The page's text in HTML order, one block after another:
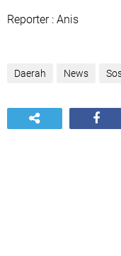
Reporter : Anis
Daerah News